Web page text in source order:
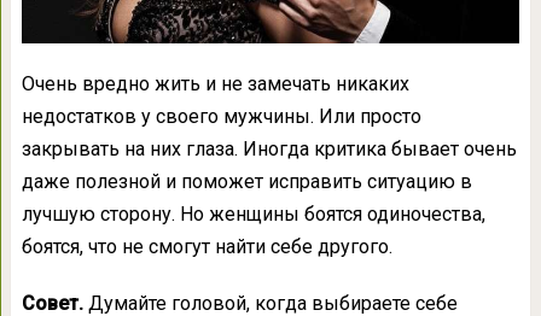
Очень вредно жить и не замечать никаких
недостатков у своего мужчины. Или просто
закрывать на них глаза. Иногда критика бывает очень
даже полезной и поможет исправить ситуацию в
лучшую сторону. Но женщины боятся одиночества,
боятся, что не смогут найти себе другого.
Совет.Думайте головой, когда выбираете себе